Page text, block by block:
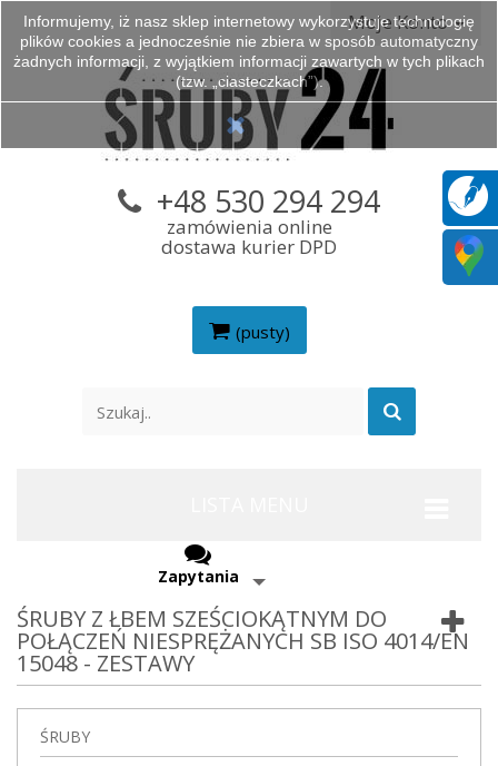
Moje Konto
(pusty)
+48 530 294 294
zamówienia online
dostawa kurier DPD
Zapytania
ŚRUBY Z ŁBEM SZEŚCIOKĄTNYM DO
POŁĄCZEŃ NIESPRĘŻANYCH SB ISO 4014/EN
15048 - ZESTAWY
ŚRUBY
Informujemy, iż nasz sklep internetowy wykorzystuje technologię
plików cookies a jednocześnie nie zbiera w sposób automatyczny
żadnych informacji, z wyjątkiem informacji zawartych w tych plikach
(tzw. „ciasteczkach”).